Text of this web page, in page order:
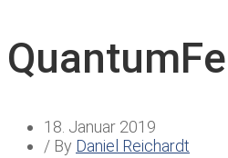
18. Januar 2019
/ By Daniel Reichardt